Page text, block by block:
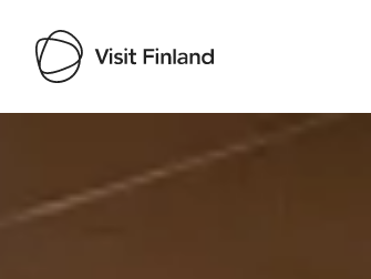
Visit